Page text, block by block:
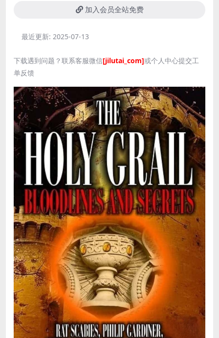
加入会员全站免费
最近更新: 2025-07-13
下载遇到问题？联系客服微信[jilutai_com]或个人中心提交工
单反馈